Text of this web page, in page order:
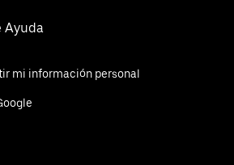
Ayuda
mi información personal